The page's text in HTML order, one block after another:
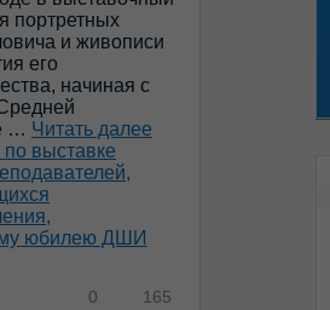
портретных
и живописи
его
начиная с
… Читать далее
по выставке
юбилею ДШИ
165
0